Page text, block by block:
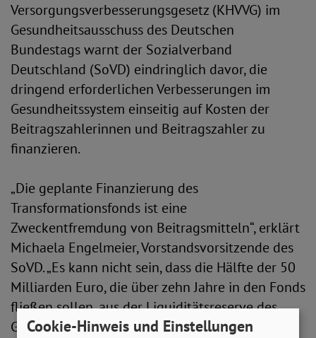
Versorgungsverbesserungsgesetz (KHVVG) im
Gesundheitsausschuss des Deutschen
Bundestags warnt der Sozialverband
Deutschland (SoVD) eindringlich davor, die
dringend erforderlichen Verbesserungen im
Gesundheitssystem einseitig auf Kosten der
Beitragszahlerinnen und Beitragszahler zu
finanzieren.
„Die geplante Finanzierung des
Transformationsfonds ist eine
Zweckentfremdung von Beitragsmitteln“, erklärt
Michaela Engelmeier, Vorstandsvorsitzende des
SoVD. „Es kann nicht sein, dass die Hälfte der 50
Milliarden Euro, die über zehn Jahre in den Fonds
fließen sollen, aus der Liquiditätsreserve des
Gesundheitsfonds kommt – und damit allein aus
Cookie-Hinweis und Einstellungen